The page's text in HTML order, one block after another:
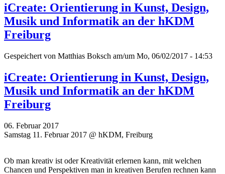
iCreate: Orientierung in Kunst, Design,
Musik und Informatik an der hKDM
Freiburg
Gespeichert von Matthias Boksch am/um Mo, 06/02/2017 - 14:53
iCreate: Orientierung in Kunst, Design,
Musik und Informatik an der hKDM
Freiburg
06. Februar 2017
Samstag 11. Februar 2017 @ hKDM, Freiburg
Ob man kreativ ist oder Kreativität erlernen kann, mit welchen
Chancen und Perspektiven man in kreativen Berufen rechnen kann